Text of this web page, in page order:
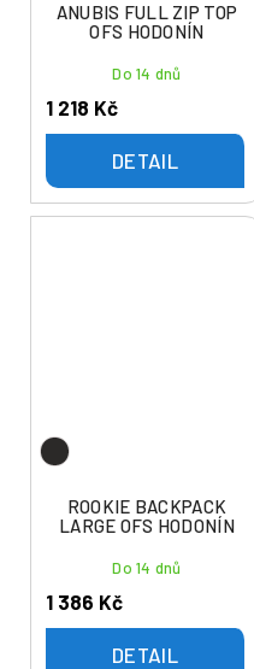
ANUBIS FULL ZIP TOP
OFS HODONÍN
Do 14 dnů
1 218 Kč
DETAIL
ROOKIE BACKPACK
LARGE OFS HODONÍN
Do 14 dnů
1 386 Kč
DETAIL